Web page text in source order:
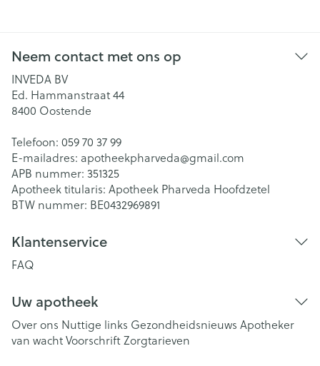
Neem contact met ons op
INVEDA BV
Ed. Hammanstraat 44
8400 Oostende
Telefoon: 059 70 37 99
E-mailadres: apotheekpharveda@gmail.com
APB nummer: 351325
Apotheek titularis: Apotheek Pharveda Hoofdzetel
BTW nummer: BE0432969891
Klantenservice
FAQ
Uw apotheek
Over ons Nuttige links Gezondheidsnieuws Apotheker
van wachtVoorschriftZorgtarieven